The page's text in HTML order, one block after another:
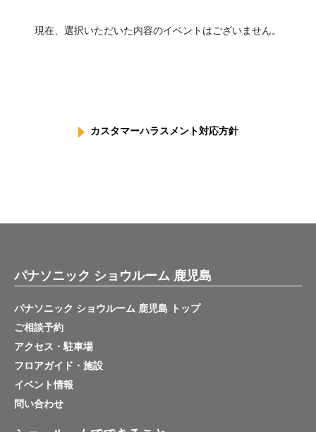
現在、選択いただいた内容のイベントはございません。
カスタマーハラスメント対応方針
パナソニック ショウルーム 鹿児島
パナソニック ショウルーム 鹿児島 トップ
ご相談予約
アクセス・駐車場
フロアガイド・施設
イベント情報
問い合わせ